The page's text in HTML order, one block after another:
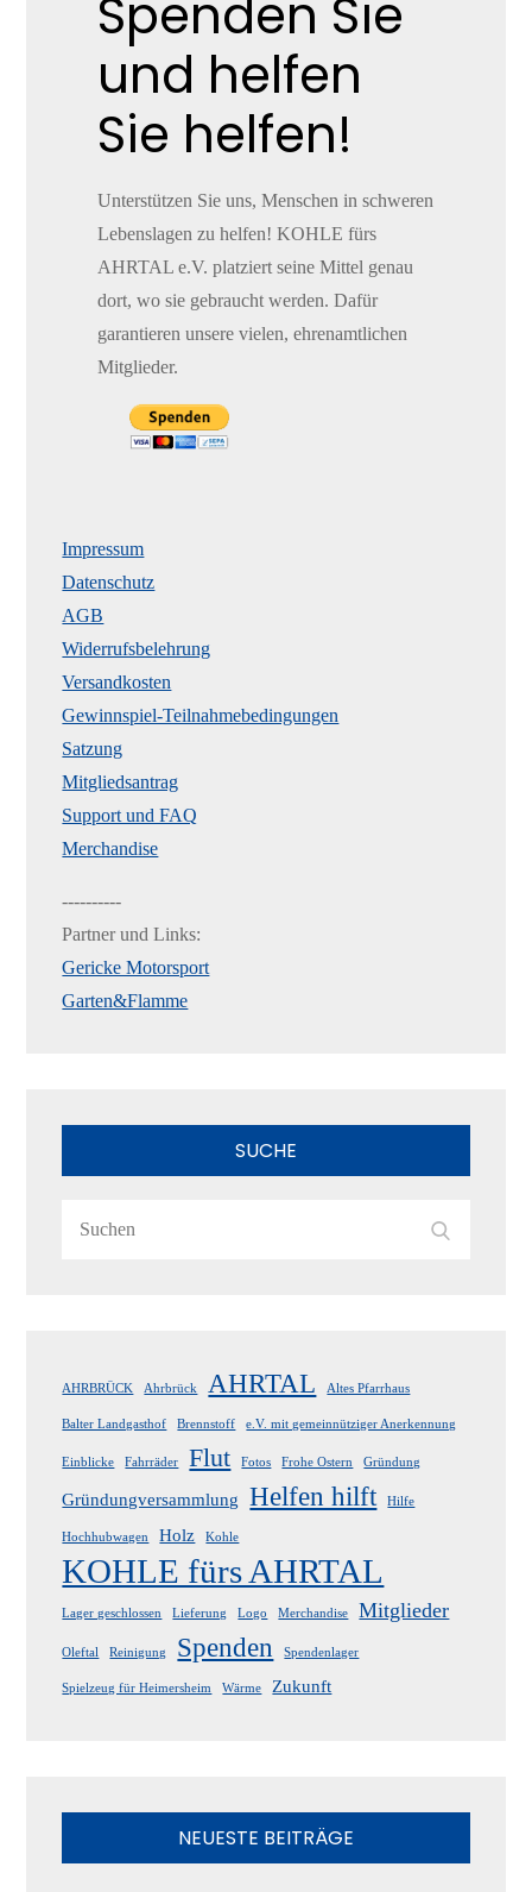
Spenden Sie
und helfen
Sie helfen!
Unterstützen Sie uns, Menschen in schweren
Lebenslagen zu helfen! KOHLE fürs
AHRTAL e.V. platziert seine Mittel genau
dort, wo sie gebraucht werden. Dafür
garantieren unsere vielen, ehrenamtlichen
Mitglieder.
Impressum
Datenschutz
AGB
Widerrufsbelehrung
Versandkosten
Gewinnspiel-Teilnahmebedingungen
Satzung
Mitgliedsantrag
Support und FAQ
Merchandise
----------
Partner und Links:
Gericke Motorsport
Garten&Flamme
SUCHE
AHRBRÜCK Ahrbrück AHRTAL Altes Pfarrhaus
Balter Landgasthof Brennstoff e.V. mit gemeinnütziger Anerkennung
Einblicke Fahrräder Flut Fotos Frohe Ostern Gründung
Gründungversammlung Helfen hilft Hilfe
Hochhubwagen Holz Kohle
KOHLE fürs AHRTAL
Lager geschlossen Lieferung Logo Merchandise Mitglieder
Oleftal Reinigung Spenden Spendenlager
Spielzeug für Heimersheim Wärme Zukunft
NEUESTE BEITRÄGE